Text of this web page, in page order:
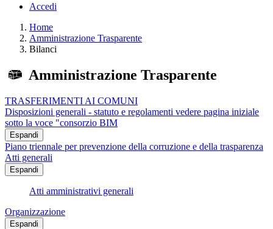
Accedi
Home
Amministrazione Trasparente
Bilanci
Amministrazione Trasparente
TRASFERIMENTI AI COMUNI
Disposizioni generali - statuto e regolamenti vedere pagina iniziale
sotto la voce "consorzio BIM
Espandi
Piano triennale per prevenzione della corruzione e della trasparenza
Atti generali
Espandi
Atti amministrativi generali
Organizzazione
Espandi